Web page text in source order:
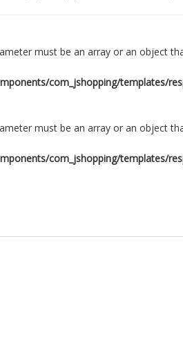
must be an array or an object
com_jshopping/templates/
must be an array or an object
com_jshopping/templates/